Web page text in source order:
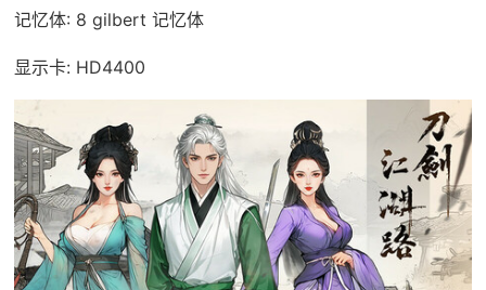
记忆体: 8 gilbert 记忆体
显示卡: HD4400